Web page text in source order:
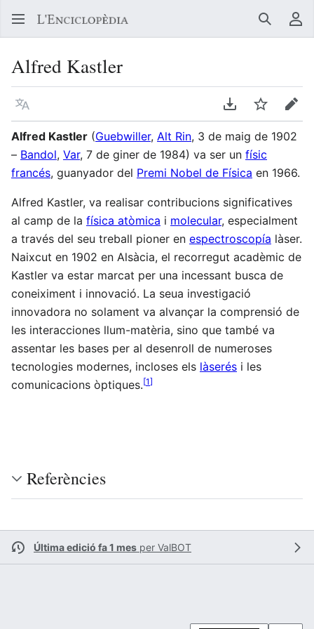
Buscar
Alfred Kastler
Llegir en un atre idioma Descarregar en
Vigilar
Alfred Kastler (Guebwiller, Alt Rin, 3 de maig de 1902
– Bandol, Var, 7 de giner de 1984) va ser un físic
francés, guanyador del Premi Nobel de Física en 1966.
Alfred Kastler, va realisar contribucions significatives
al camp de la física atòmica i molecular, especialment
a través del seu treball pioner en espectroscopía làser.
Naixcut en 1902 en Alsàcia, el recorregut acadèmic de
Kastler va estar marcat per una incessant busca de
coneiximent i innovació. La seua investigació
innovadora no solament va alvançar la comprensió de
les interacciones llum-matèria, sino que també va
assentar les bases per al desenroll de numeroses
tecnologies modernes, incloses els làserés i les
comunicacions òptiques.[1]
Referències
Última edició fa 1 mes per ValBOT